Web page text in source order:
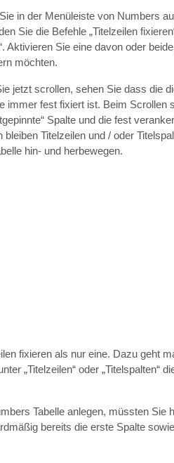
in der Menüleiste von Numbers auf
Sie die Befehle „Titelzeilen
Aktivieren Sie eine davon oder
möchten.
jetzt scrollen, sehen Sie dass die
immer fest fixiert ist. Beim Scrollen
Spalte und die fest
bleiben Titelzeilen und / oder
hin- und herbewegen.
fixieren als nur eine. Dazu geht
„Titelzeilen“ oder „Titelspalten“
Tabelle anlegen, müssten Sie
bereits die erste Spalte